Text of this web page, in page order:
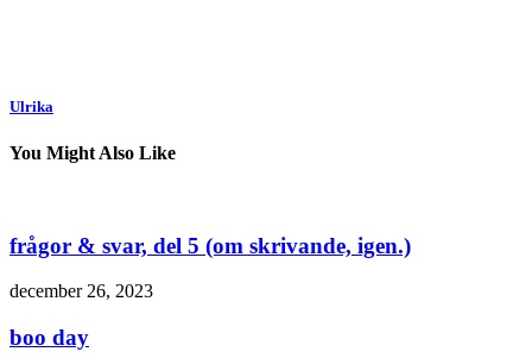
Ulrika
You Might Also Like
frågor & svar, del 5 (om skrivande, igen.)
december 26, 2023
boo day